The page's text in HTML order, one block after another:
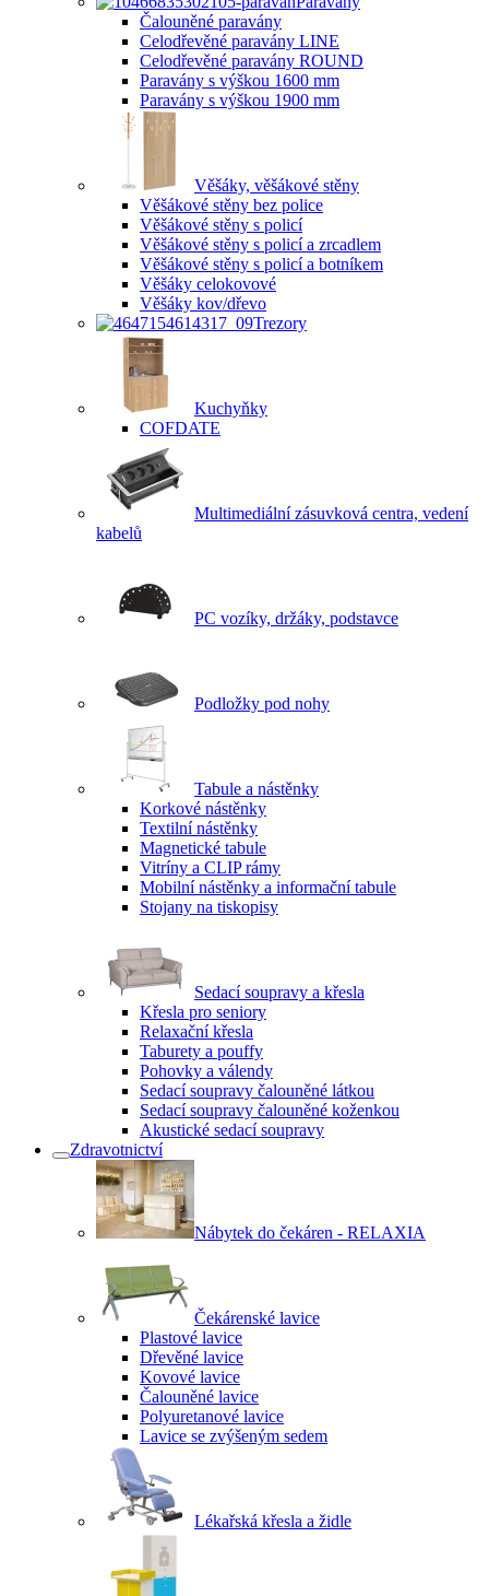
Čalouněné paravány
Celodřevěné paravány LINE
Celodřevěné paravány ROUND
Paravány s výškou 1600 mm
Paravány s výškou 1900 mm
Věšáky, věšákové stěny
Věšákové stěny bez police
Věšákové stěny s policí
Věšákové stěny s policí a zrcadlem
Věšákové stěny s policí a botníkem
Věšáky celokovové
Věšáky kov/dřevo
Trezory
Kuchyňky
COFDATE
Multimediální zásuvková centra, vedení
kabelů
PC vozíky, držáky, podstavce
Podložky pod nohy
Tabule a nástěnky
Korkové nástěnky
Textilní nástěnky
Magnetické tabule
Vitríny a CLIP rámy
Mobilní nástěnky a informační tabule
Stojany na tiskopisy
Sedací soupravy a křesla
Křesla pro seniory
Relaxační křesla
Taburety a pouffy
Pohovky a válendy
Sedací soupravy čalouněné látkou
Sedací soupravy čalouněné koženkou
Akustické sedací soupravy
Zdravotnictví
Nábytek do čekáren - RELAXIA
Čekárenské lavice
Plastové lavice
Dřevěné lavice
Kovové lavice
Čalouněné lavice
Polyuretanové lavice
Lavice se zvýšeným sedem
Lékařská křesla a židle